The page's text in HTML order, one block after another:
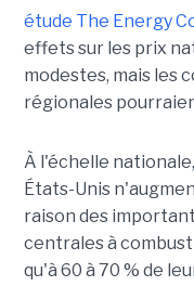
étude The Energy
effets sur les prix
modestes, mais les
régionales
À l'échelle
États-Unis
raison des
centrales à
qu'à 60 à 70 % de